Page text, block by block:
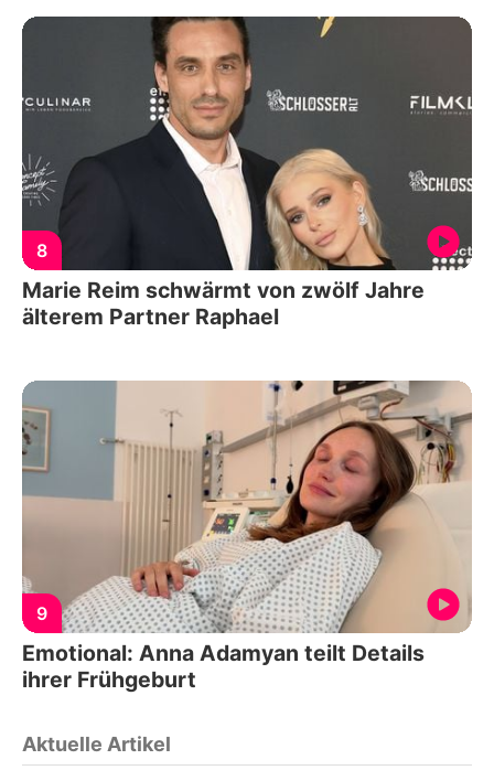
8
Marie Reim schwärmt von zwölf Jahre
älterem Partner Raphael
9
Emotional: Anna Adamyan teilt Details
ihrer Frühgeburt
Aktuelle Artikel